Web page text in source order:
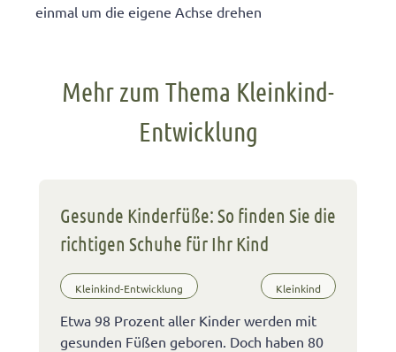
einmal um die eigene Achse drehen
Mehr zum Thema Kleinkind-
Entwicklung
Gesunde Kinderfüße: So finden Sie die
richtigen Schuhe für Ihr Kind
Kleinkind-Entwicklung Kleinkind
Etwa 98 Prozent aller Kinder werden mit
gesunden Füßen geboren. Doch haben 80